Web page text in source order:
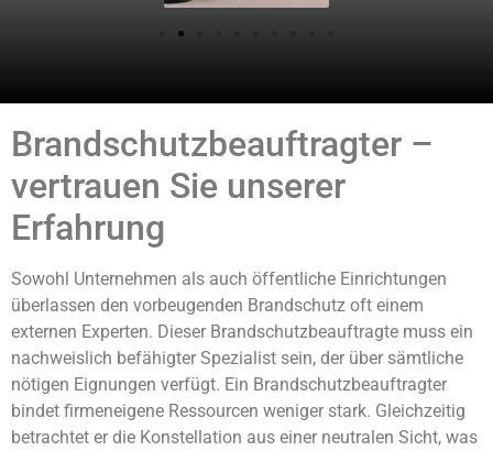
Brandschutzbeauftragter –
vertrauen Sie unserer
Erfahrung
Sowohl Unternehmen als auch öffentliche Einrichtungen
überlassen den vorbeugenden Brandschutz oft einem
externen Experten. Dieser Brandschutzbeauftragte muss ein
nachweislich befähigter Spezialist sein, der über sämtliche
nötigen Eignungen verfügt. Ein Brandschutzbeauftragter
bindet firmeneigene Ressourcen weniger stark. Gleichzeitig
betrachtet er die Konstellation aus einer neutralen Sicht, was